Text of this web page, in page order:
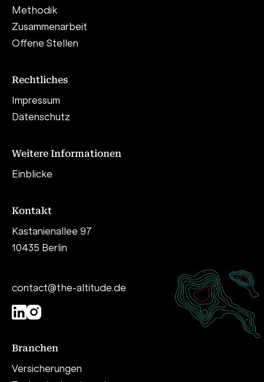
Methodik
Zusammenarbeit
Offene Stellen
Rechtliches
Impressum
Datenschutz
Weitere Informationen
Einblicke
Kontakt
Kastanienallee 97
10435 Berlin
contact@the-altitude.de
Branchen
Versicherungen